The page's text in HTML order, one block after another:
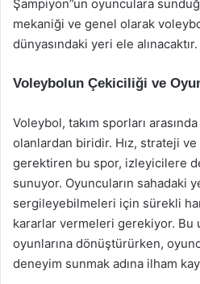
Şampiyon”un oyunculara
mekaniği ve genel olarak
dünyasındaki yeri ele alınacaktır.
Voleybolun Çekiciliği ve
Voleybol, takım sporları
olanlardan biridir. Hız, strateji ve
gerektiren bu spor, izleyicilere
sunuyor. Oyuncuların sahadaki
sergileyebilmeleri için sürekli
kararlar vermeleri gerekiyor. Bu
oyunlarına dönüştürürken,
deneyim sunmak adına ilham